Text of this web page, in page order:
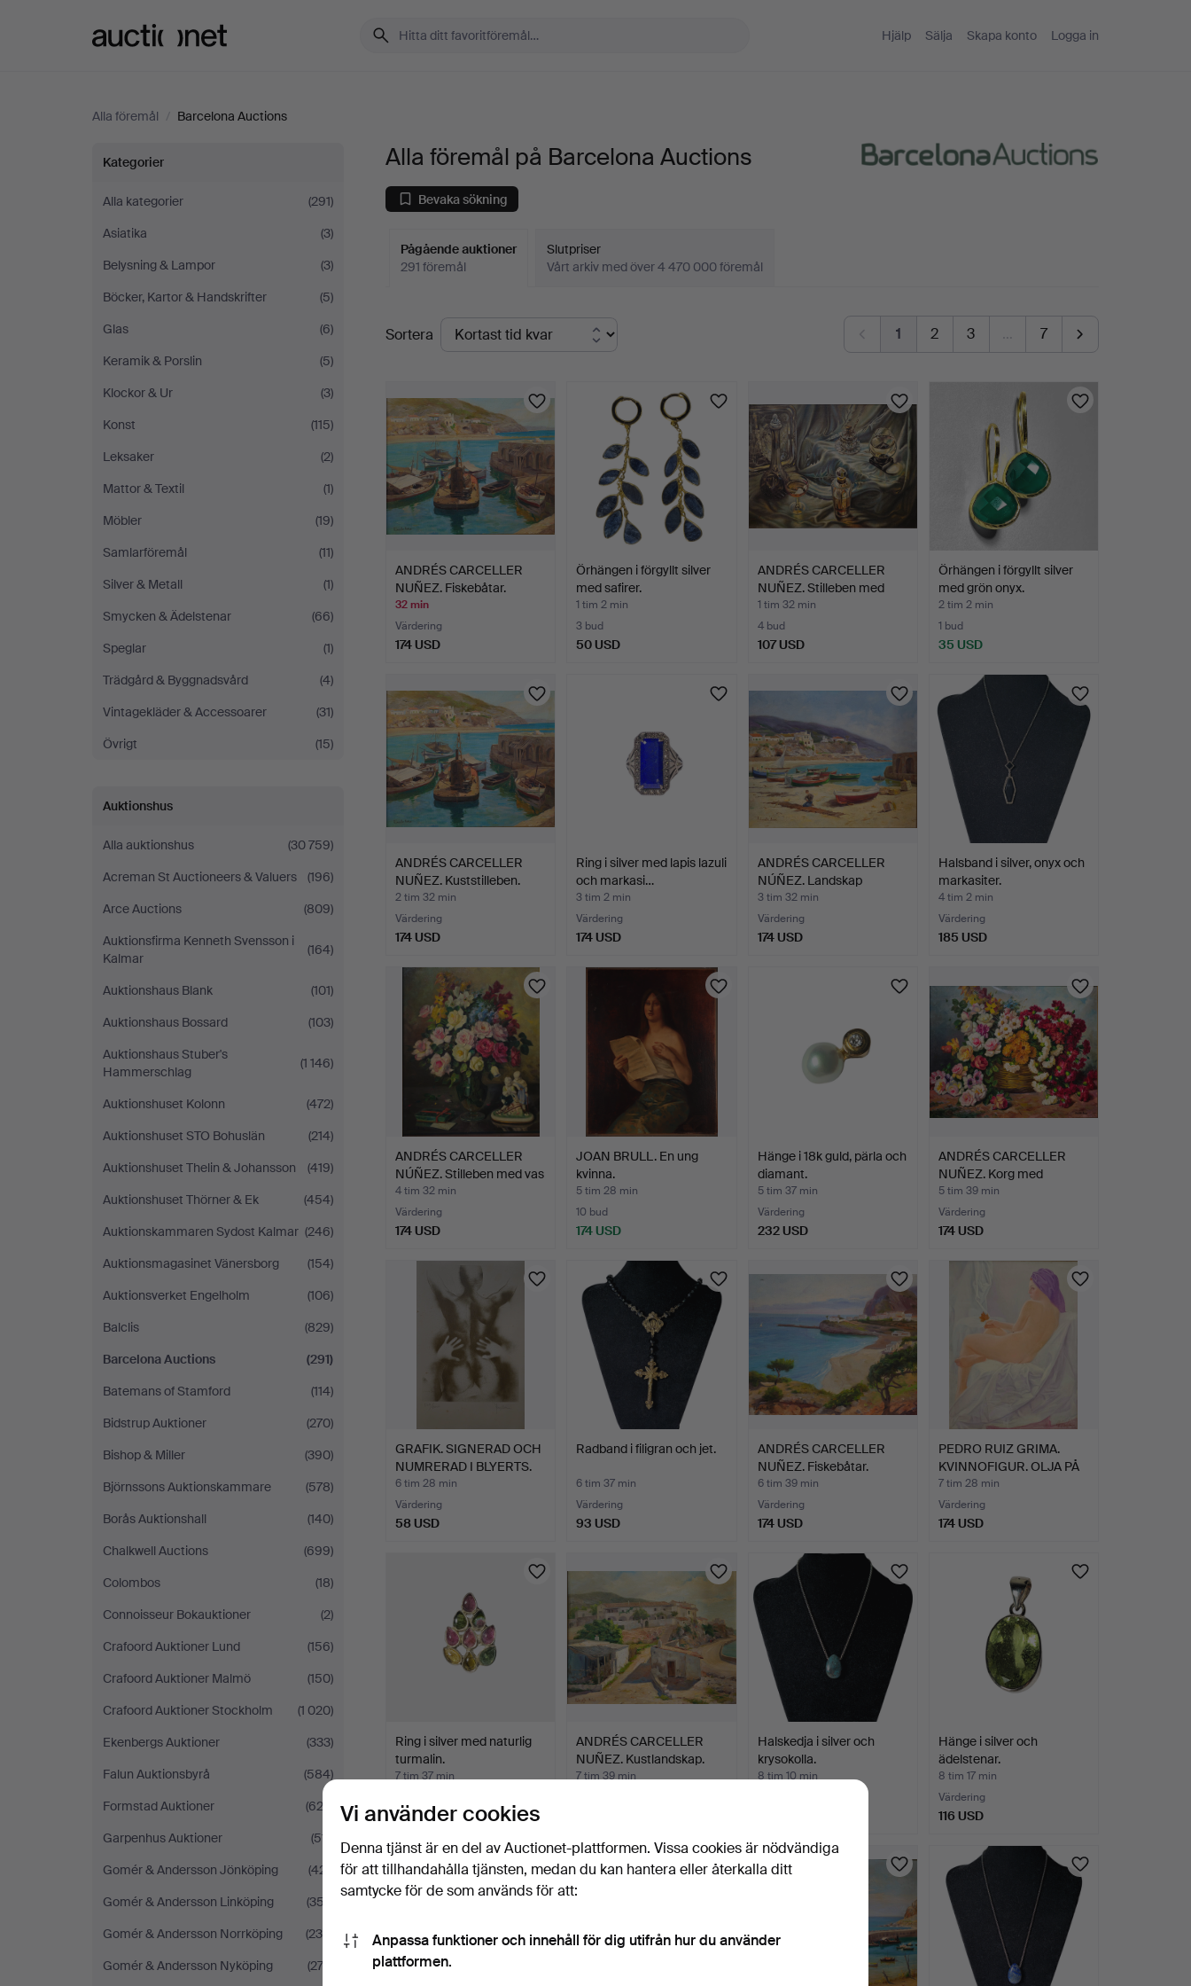
Hjälp Sälja Skapa konto Logga in
Alla föremål / Barcelona Auctions
Alla
föremål
på
Barcelona
Auctions
Kategorier
Alla kategorier
(291)
Asiatika
(3)
Belysning & Lampor
(3)
Böcker, Kartor & Handskrifter
(5)
Glas
(6)
Keramik & Porslin
(5)
Klockor & Ur
(3)
Konst
(115)
Leksaker
(2)
Mattor & Textil
(1)
Möbler
(19)
Samlarföremål
(11)
Silver & Metall
(1)
Smycken & Ädelstenar
(66)
Speglar
(1)
Trädgård & Byggnadsvård
(4)
Vintagekläder & Accessoarer
(31)
Övrigt
(15)
Auktionshus
Alla auktionshus
(30 759)
Acreman St Auctioneers & Valuers
(196)
Arce Auctions
(809)
Auktionsfirma Kenneth Svensson i
Kalmar
(164)
Auktionshaus Blank
(101)
Auktionshaus Bossard
(103)
Auktionshaus Stuber's
Hammerschlag
(1 146)
Auktionshuset Kolonn
(472)
Auktionshuset STO Bohuslän
(214)
Auktionshuset Thelin & Johansson
(419)
Auktionshuset Thörner & Ek
(454)
Auktionskammaren Sydost Kalmar (246)
Auktionsmagasinet Vänersborg
(154)
Auktionsverket Engelholm
(106)
Balclis
(829)
Barcelona Auctions
(291)
Batemans of Stamford
(114)
Bidstrup Auktioner
(270)
Bishop & Miller
(390)
Björnssons Auktionskammare
(578)
Borås Auktionshall
(140)
Chalkwell Auctions
(699)
Colombos
(18)
Connoisseur Bokauktioner
(2)
Crafoord Auktioner Lund
(156)
Crafoord Auktioner Malmö
(150)
Crafoord Auktioner Stockholm
(1 020)
Ekenbergs Auktioner
(333)
Falun Auktionsbyrå
(584)
Formstad Auktioner
(623)
Garpenhus Auktioner
(511)
Gomér & Andersson Jönköping
(421)
Gomér & Andersson Linköping
(357)
Gomér & Andersson Norrköping
(236)
Gomér & Andersson Nyköping
(272)
Alla föremål på Barcelona Auctions
Bevaka sökning
Pågående auktioner
291 föremål
Slutpriser
Vårt arkiv med över 4 470 000 föremål
Pågående
auktioner
Sortera 1 2 3 … 7
ANDRÉS CARCELLER
NUÑEZ. Fiskebåtar.
32 min
Värdering
174 USD
Örhängen i förgyllt silver
med safirer.
1 tim 2 min
3 bud
50 USD
ANDRÉS CARCELLER
NUÑEZ. Stilleben med
glas.
1 tim 32 min
4 bud
107 USD
Örhängen i förgyllt silver
med grön onyx.
2 tim 2 min
1 bud
35 USD
ANDRÉS CARCELLER
NUÑEZ. Kuststilleben.
2 tim 32 min
Värdering
174 USD
Ring i silver med lapis lazuli
och markasi…
3 tim 2 min
Värdering
174 USD
ANDRÉS CARCELLER
NÚÑEZ. Landskap
fiskehamn.
3 tim 32 min
Värdering
174 USD
Halsband i silver, onyx och
markasiter.
4 tim 2 min
Värdering
185 USD
ANDRÉS CARCELLER
NÚÑEZ. Stilleben med vas
…
4 tim 32 min
Värdering
174 USD
JOAN BRULL. En ung
kvinna.
5 tim 28 min
10 bud
174 USD
Hänge i 18k guld, pärla och
diamant.
5 tim 37 min
Värdering
232 USD
ANDRÉS CARCELLER
NUÑEZ. Korg med
blommor.
5 tim 39 min
Värdering
174 USD
GRAFIK. SIGNERAD OCH
NUMRERAD I BLYERTS.
O…
6 tim 28 min
Värdering
58 USD
Radband i filigran och jet.
6 tim 37 min
Värdering
93 USD
ANDRÉS CARCELLER
NUÑEZ. Fiskebåtar.
6 tim 39 min
Värdering
174 USD
PEDRO RUIZ GRIMA.
KVINNOFIGUR. OLJA PÅ
DUK.
7 tim 28 min
Värdering
174 USD
Ring i silver med naturlig
turmalin.
7 tim 37 min
105 USD
ANDRÉS CARCELLER
NUÑEZ. Kustlandskap.
7 tim 39 min
Halskedja i silver och
krysokolla.
8 tim 10 min
Hänge i silver och
ädelstenar.
8 tim 17 min
Värdering
116 USD
Vi använder cookies
Denna tjänst är en del av Auctionet-plattformen. Vissa cookies är nödvändiga
för att tillhandahålla tjänsten, medan du kan hantera eller återkalla ditt
samtycke för de som används för att:
Anpassa funktioner och innehåll för dig utifrån hur du använder
plattformen.